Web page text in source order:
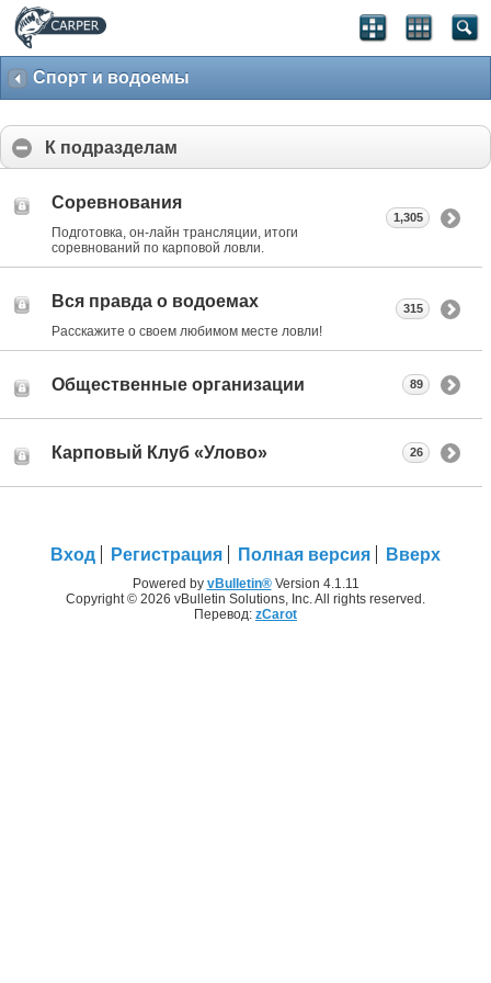
Спорт и водоемы
К подразделам
Соревнования
Подготовка, он-лайн трансляции, итоги
соревнований по карповой ловли.
1,305
Вся правда о водоемах
Расскажите о своем любимом месте ловли!
315
Общественные организации 89
Карповый Клуб «Улово» 26
Вход Регистрация Полная версия Вверх
Powered by vBulletin®Version 4.1.11
Copyright © 2026 vBulletin Solutions, Inc. All rights reserved.
Перевод: zCarot